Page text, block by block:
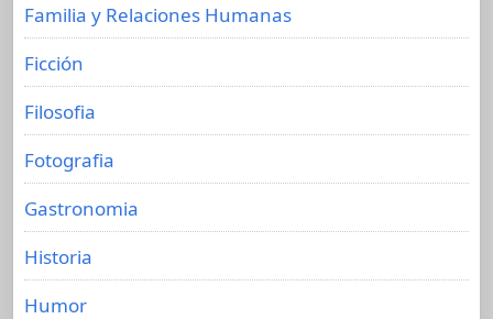
Familia y Relaciones Humanas
Ficción
Filosofia
Fotografia
Gastronomia
Historia
Humor